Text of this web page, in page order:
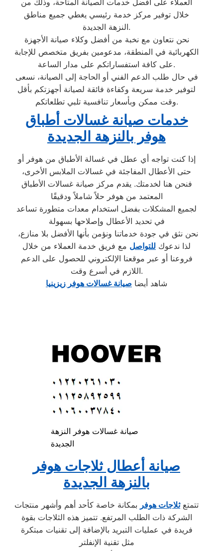
خلال توفير مركز خدمة رئيسي يغطي جميع مناطق
النزهة الجديدة.
نحن نتعاون مع نخبة من أفضل وكلاء صيانة الأجهزة
الكهربائية في المنطقة، مدعومين بفريق متخصص للإجابة
على كافة استفساراتكم على مدار الساعة.
في حال طلب الدعم الفني أو الحاجة إلى الصيانة، نسعى
لتوفير خدمة سريعة وكفاءة فائقة لصيانة أجهزتكم بأقل
وقت ممكن وبأسعار تنافسية تلبي تطلعاتكم.
خدمات صيانة غسالات أطباق
هوفر بالنزهة الجديدة
إذا كنت تواجه أي عطل في غسالة الأطباق من هوفر أو
حتى الأعطال المفاجئة في غسالات الملابس الأخرى،
فنحن هنا لخدمتك. يقدم مركز صيانة غسالات الأطباق
المعتمد من هوفر حلاً شاملاً ودقيقًا
لجميع المشكلات بفضل استخدام معدات متطورة تساعد
في تحديد الأعطال وإصلاحها بسهولة
لذا ندعوك للتواصل مع فريق خدمة العملاء من خلال
فروعنا أو عبر موقعنا الإلكتروني للحصول على الدعم
اللازم في أسرع وقت.
شاهد أيضا صيانة غسالات هوفر زيزينيا
صيانة غسالات هوفر النزهة
الجديدة
صيانة أعطال ثلاجات هوفر
بالنزهة الجديدة
تتمتعثلاجات هوفر بمكانة خاصة كأحد أهم وأشهر منتجات
الشركة ذات الطلب المرتفع. تتميز هذه الثلاجات بقوة
فريدة في عمليات التبريد بالإضافة إلى تقنيات مبتكرة
مثل تقنية الإنفلتر